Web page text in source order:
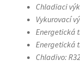
Chladiaci
Vykurovací
Energetická
Energetická
Chladivo: